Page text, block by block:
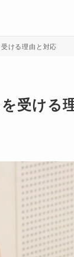
ける理由と対応
受ける